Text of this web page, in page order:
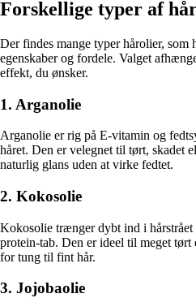
Forskellige typer af
Der findes mange typer hårolier,
egenskaber og fordele. Valget
effekt, du ønsker.
1. Arganolie
Arganolie er rig på E-vitamin og
håret. Den er velegnet til tørt, skadet
naturlig glans uden at virke fedtet.
2. Kokosolie
Kokosolie trænger dybt ind i
protein-tab. Den er ideel til meget
for tung til fint hår.
3. Jojobaolie